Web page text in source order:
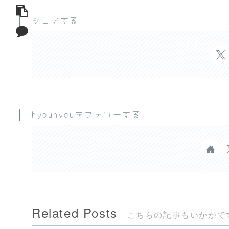
シェアする
hyouhyouをフォローする
Related Posts こちらの記事もいかがで